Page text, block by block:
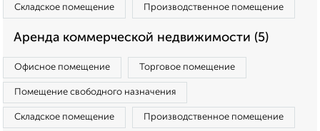
Складское помещение Производственное помещение
Аренда коммерческой недвижимости (5)
Офисное помещение Торговое помещение
Помещение свободного назначения
Складское помещение Производственное помещение